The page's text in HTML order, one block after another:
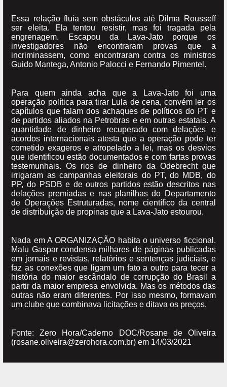
Essa relação fluía sem obstáculos até Dilma Rousseff
ser eleita. Ela tentou resistir, mas foi tragada pela
engrenagem. Escapou da Lava-Jato porque os
investigadores não encontraram provas que a
incriminassem, como encontraram contra os ministros
Guido Mantega, Antonio Palocci e Fernando Pimentel.
Para quem ainda acha que a Lava-Jato foi uma
operação política para tirar Lula de cena, convém ler os
capítulos que falam dos achaques de políticos do PT e
de partidos aliados na Petrobras e em outras estatais. A
quantidade de dinheiro recuperado com delações e
acordos internacionais atesta que a operação pode ter
cometido exageros e atropelado a lei, mas os desvios
que identificou estão documentados e com fartas provas
testemunhais. Os rios de dinheiro da Odebrecht que
irrigaram as campanhas eleitorais do PT, do MDB, do
PP, do PSDB e de outros partidos estão descritos nas
delações premiadas e nas planilhas do Departamento
de Operações Estruturadas, nome científico da central
de distribuição de propinas que a Lava-Jato estourou.
Nada em A ORGANIZAÇÃO habita o universo ficcional.
Malu Gaspar condensa milhares de páginas publicadas
em jornais e revistas, relatórios e sentenças judiciais, e
faz as conexões que ligam um fato a outro para tecer a
história do maior escândalo de corrupção do Brasil a
partir da maior empresa envolvida. Mas os métodos das
outras não eram diferentes. Por isso mesmo, formavam
um clube que combinava licitações e ditava os preços.
Fonte: Zero Hora/Caderno DOC/Rosane de Oliveira
(rosane.oliveira@zerohora.com.br) em 14/03/2021